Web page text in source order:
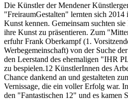
Die Künstler der Mendener
"FreiraumGestalten" lernten sich
Kunst kennen. Gemeinsam suchten
ihre Kunst zu präsentieren. Zum
erfuhr Frank Oberkampf (1.
Werbegemeinschaft) von der Suche
den Leerstand des ehemaligen "IHR
zu bespielen.12 KünstlerInnen des
Chance dankend an und gestalteten
Vernissage, die ein voller Erfolg war.
den "Fantastischen 12" und es kamen